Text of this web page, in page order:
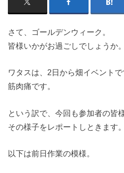
さて、ゴールデンウィーク。
皆様いかがお過ごしでしょうか。
ワタスは、2日から畑イベント
筋肉痛です。
という訳で、今回も参加者の皆
その様子をレポートしときます。
以下は前日作業の模様。